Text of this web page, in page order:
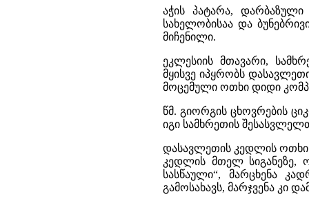
აჭის პატარა,
სახელობისაა და
მიჩენილი.
ეკლესიის მთავარი,
მყისვე იპყრობს
მოცემული ოთხი დიდი
წმ. გიორგის ცხოვრების
იგი სამხრეთის
დასავლეთის კედლის ოთხი
კედლის მთელ სიგანეზე,
სასწაული“, მარცხენა
გამოსახავს, მარჯვენა კი